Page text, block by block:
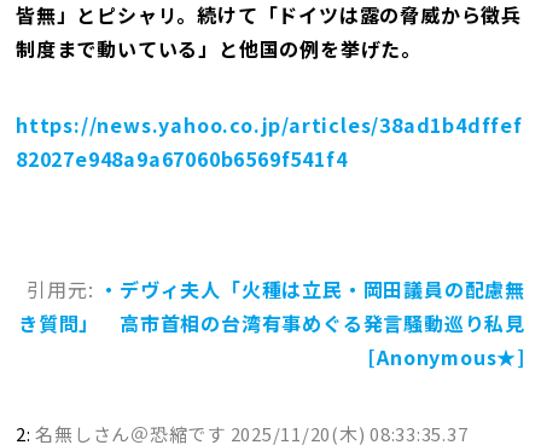
皆無」とピシャリ。続けて「ドイツは露の脅威から徴兵
制度まで動いている」と他国の例を挙げた。
https://news.yahoo.co.jp/articles/38ad1b4dffef
82027e948a9a67060b6569f541f4
引用元: ・デヴィ夫人「火種は立民・岡田議員の配慮無
き質問」 高市首相の台湾有事めぐる発言騒動巡り私見
[Anonymous★]
2:名無しさん＠恐縮です 2025/11/20(木) 08:33:35.37